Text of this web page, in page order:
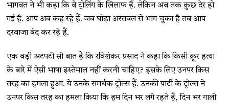
भागवत ने भी कहा कि वे ट्रोलिंग के खिलाफ हैं. लेकिन अब तक कुछ देर हो
गई है. आप अब कह रहे हैं. जब घोड़ा अस्तबल से भाग चुका है तब आप
दरवाजा बंद कर रहे हैं.
एक बड़ी अटपटी सी बात है कि रविशंकर प्रसाद ने कहा कि किसी क्रूर हत्या
के बारे में ऐसी भाषा इस्तेमाल नहीं करनी चाहिए? इसके लिए उनपर किस
तरह का हमला हुआ. ये उनके समर्थक ट्रोल्स हैं. उनकी पार्टी के ट्रोल्स ने
उनपर किस तरह का हमला किया कि हम दिन भर लगे रहते हैं, दिन भर गाली